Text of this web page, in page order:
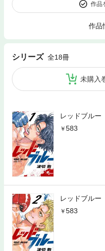
作品
作品
シリーズ 全18冊
未購入
レッドブルー
583
レッドブルー
583